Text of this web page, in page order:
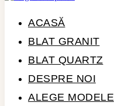
ACASĂ
BLAT GRANIT
BLAT QUARTZ
DESPRE NOI
ALEGE MODELE